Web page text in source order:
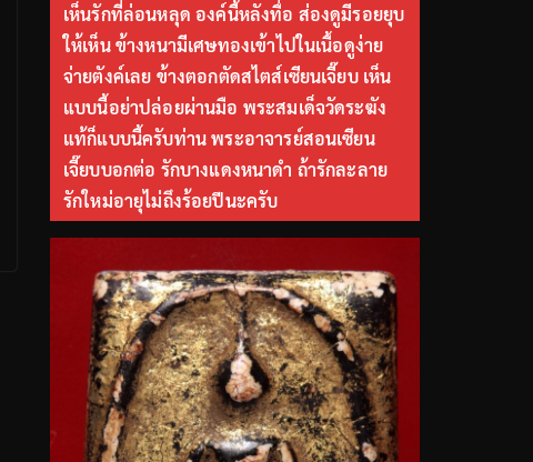
เห็นรักที่ล่อนหลุด องค์นี้หลังทื่อ ส่องดูมีรอยยุบ
ให้เห็น ข้างหนามีเศษทองเข้าไปในเนื้อดูง่าย
จ่ายตังค์เลย ข้างตอกตัดสไตส์เซียนเจี๊ยบ เห็น
แบบนี้อย่าปล่อยผ่านมือ พระสมเด็จวัดระฆัง
แท้ก็แบบนี้ครับท่าน พระอาจารย์สอนเซียน
เจี๊ยบบอกต่อ รักบางแดงหนาดำ ถ้ารักละลาย
รักใหม่อายุไม่ถึงร้อยปีนะครับ